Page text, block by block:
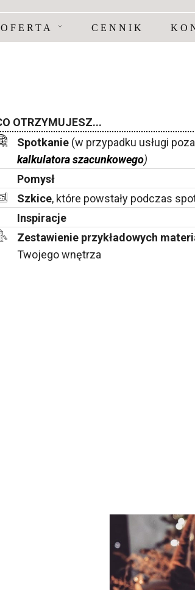
OFERTA CENNIK
OTRZYMUJESZ...
Spotkanie (w przypadku usługi
kalkulatora szacunkowego)
Pomysł
Szkice, które powstały podczas
Inspiracje
Zestawienie przykładowych
Twojego wnętrza